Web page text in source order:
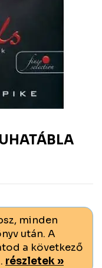
minden
után. A
a következő
részletek »